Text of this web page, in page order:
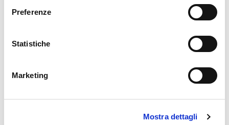
Preferenze
Statistiche
Marketing
Mostra dettagli
Cyber Security